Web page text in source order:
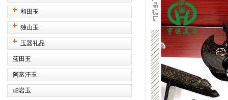
和田玉
独山玉
玉器礼品
蓝田玉
阿富汗玉
岫岩玉